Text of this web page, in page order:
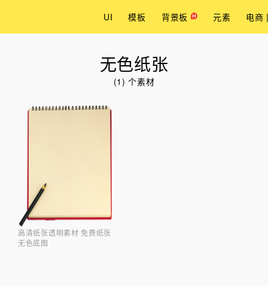
UI 模板 背景板 元素 电商
无色纸张
(1) 个素材
高清纸张透明素材 免费纸张
无色底图